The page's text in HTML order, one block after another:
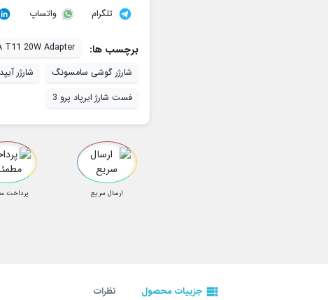
تلگرام واتساپ
برچسب ها: T11 20W Adapter
شارژر گوشی سامسونگ
شارژر
فست شارژ ایرپاد پرو 3
ارسال سریع
پرداخت
view_list جزییات محصول نظرات